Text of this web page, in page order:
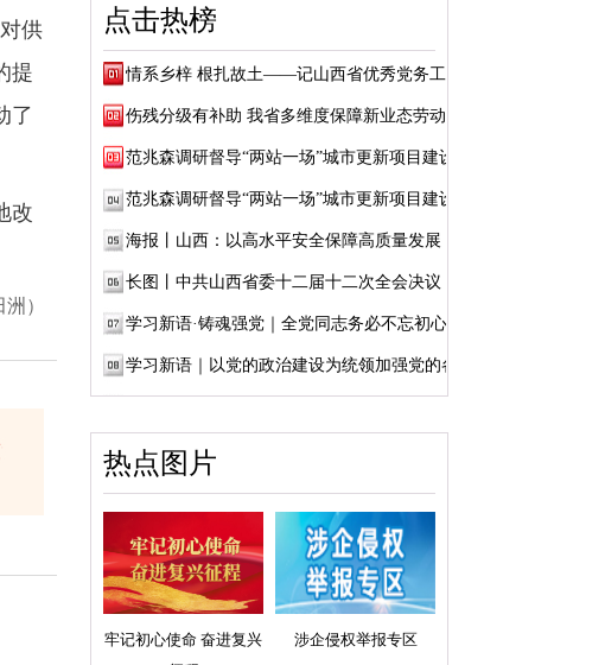
供
提
了
改
）
点击热榜
情系乡梓 根扎故土——记山西省优秀党务工作...
伤残分级有补助 我省多维度保障新业态劳动者...
范兆森调研督导“两站一场”城市更新项目建设
范兆森调研督导“两站一场”城市更新项目建设
海报丨山西：以高水平安全保障高质量发展
长图丨中共山西省委十二届十二次全会决议
学习新语·铸魂强党｜全党同志务必不忘初心、...
学习新语｜以党的政治建设为统领加强党的各...
热点图片
牢记初心使命 奋进复兴
涉企侵权举报专区